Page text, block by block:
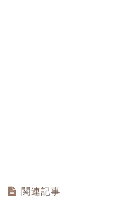
関連記事